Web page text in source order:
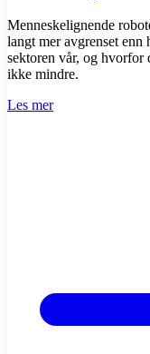
Menneskelignende
langt mer avgrenset
sektoren vår, og hvorfor
ikke mindre.
Les mer